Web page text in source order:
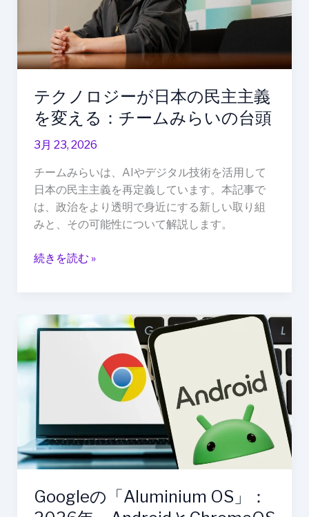
テクノロジーが日本の民主主義
を変える：チームみらいの台頭
3月 23, 2026
チームみらいは、AIやデジタル技術を活用して
日本の民主主義を再定義しています。本記事で
は、政治をより透明で身近にする新しい取り組
みと、その可能性について解説します。
本
民
主
主
義
変
え
る：
チ
ー
ム
の
台
頭
続きを読む »
Googleの「Aluminium OS」：
Google
の
「Aluminium
OS」：
2026
Android
と
ChromeOS
統
合